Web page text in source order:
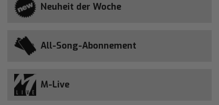
Neuheit der Woche
All-Song-Abonnement
M-Live